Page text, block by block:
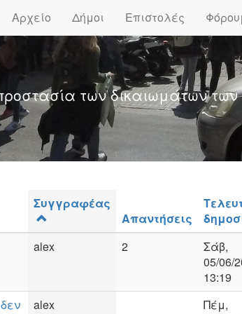
Αρχείο Δήμοι Επιστολές
των δικαιωμάτων
Συγγραφέας
Απαντήσεις
alex 2
Σάβ,
05/06/
13:19
alex
Πέμ,